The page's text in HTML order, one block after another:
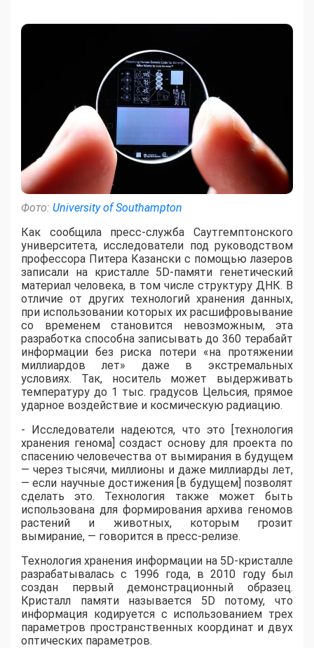
Фото: University of Southampton
Как сообщила пресс-служба Саутгемптонского
университета, исследователи под руководством
профессора Питера Казански с помощью лазеров
записали на кристалле 5D-памяти генетический
материал человека, в том числе структуру ДНК. В
отличие от других технологий хранения данных,
при использовании которых их расшифровывание
со временем становится невозможным, эта
разработка способна записывать до 360 терабайт
информации без риска потери «на протяжении
миллиардов лет» даже в экстремальных
условиях. Так, носитель может выдерживать
температуру до 1 тыс. градусов Цельсия, прямое
ударное воздействие и космическую радиацию.
- Исследователи надеются, что это [технология
хранения генома] создаст основу для проекта по
спасению человечества от вымирания в будущем
— через тысячи, миллионы и даже миллиарды лет,
— если научные достижения [в будущем] позволят
сделать это. Технология также может быть
использована для формирования архива геномов
растений и животных, которым грозит
вымирание, — говорится в пресс-релизе.
Технология хранения информации на 5D-кристалле
разрабатывалась с 1996 года, в 2010 году был
создан первый демонстрационный образец.
Кристалл памяти называется 5D потому, что
информация кодируется с использованием трех
параметров пространственных координат и двух
оптических параметров.